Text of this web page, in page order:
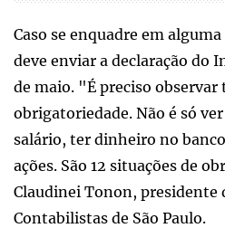
Caso se enquadre em
deve enviar a declaração do
de maio. "É preciso observar
obrigatoriedade. Não é só
salário, ter dinheiro no
ações. São 12 situações de
Claudinei Tonon, presidente
Contabilistas de São Paulo.